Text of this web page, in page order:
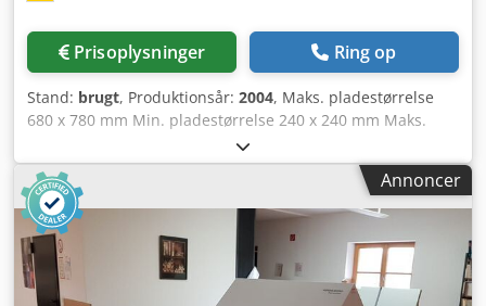
Prisoplysninger Ring op
Stand: brugt, Produktionsår: 2004, Maks. pladestørrelse
680 x 780 mm Min. pladestørrelse 240 x 240 mm Maks.
pladehastighed 20 plader/time Dcjdpfxjzgxbwo Ak Ujk
Uden kemikalier
Annoncer